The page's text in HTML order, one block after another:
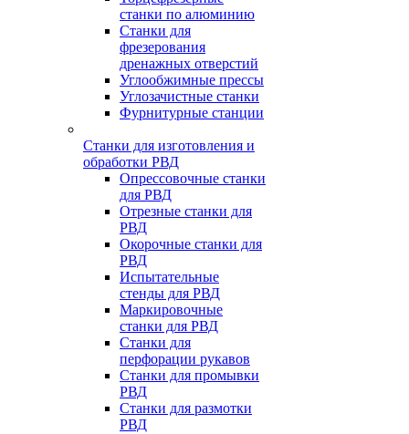
станки по алюминию
Станки для
фрезерования
дренажных отверстий
Углообжимные прессы
Углозачистные станки
Фурнитурные станции
Станки для изготовления и
обработки РВД
Опрессовочные станки
для РВД
Отрезные станки для
РВД
Окорочные станки для
РВД
Испытательные
стенды для РВД
Маркировочные
станки для РВД
Станки для
перфорации рукавов
Станки для промывки
РВД
Станки для размотки
РВД